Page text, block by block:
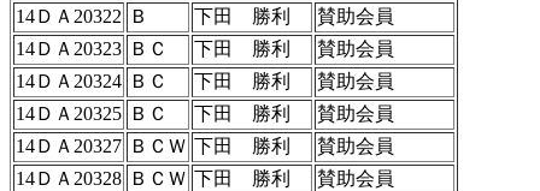
14ＤＡ20322
Ｂ 下田 勝利
賛助会員
14ＤＡ20323 ＢＣ 下田 勝利
賛助会員
14ＤＡ20324 ＢＣ 下田 勝利
賛助会員
14ＤＡ20325 ＢＣ 下田 勝利
賛助会員
14ＤＡ20327 ＢＣＷ 下田 勝利
賛助会員
14ＤＡ20328 ＢＣＷ 下田 勝利
賛助会員